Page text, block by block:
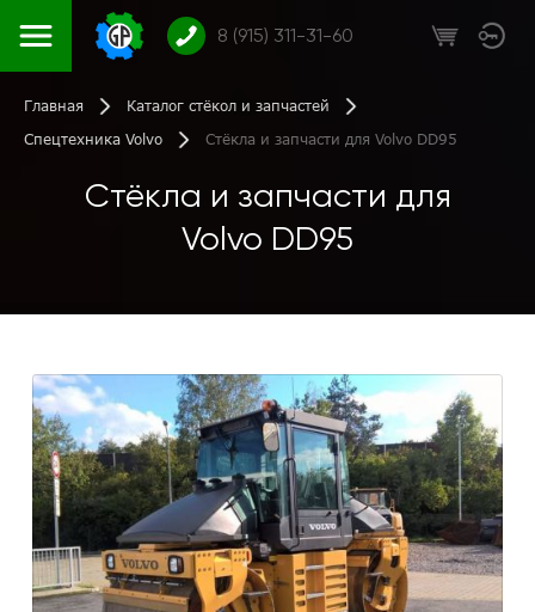
8 (915) 311-31-60
Главная
Каталог стёкол и запчастей
Спецтехника Volvo
Стёкла и запчасти для Volvo DD95
Стёкла и запчасти для
Volvo DD95